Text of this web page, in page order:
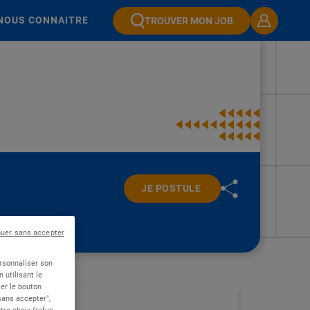
CONNAITRE TROUVER MON JOB
JE POSTULE
son
utilisant le
le bouton
accepter",
sans accepter